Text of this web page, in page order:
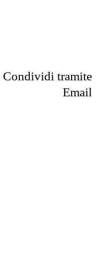
Condividi tramite
Email